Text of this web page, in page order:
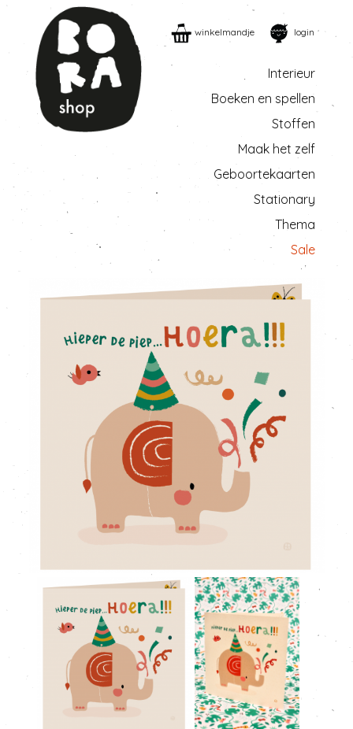
winkelmandje login
Interieur
Boeken en spellen
Stoffen
Maak het zelf
Geboortekaarten
Stationary
Thema
Sale